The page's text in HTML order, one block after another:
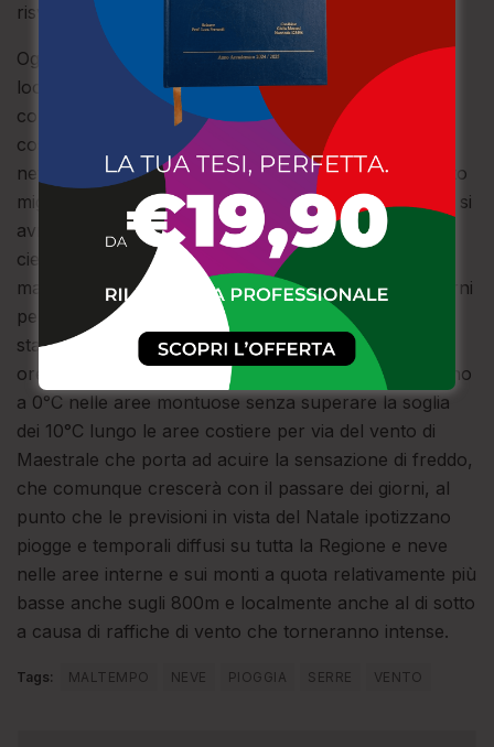
risvegliate con una leggera coltre bianca.
Oggi la giornata sarà caratterizzata da tempo
localmente instabile su gran parte del territorio
con piovaschi sparsi che interesseranno sia le aree
costiere che quelle interne, con possibili deboli
nevicate lungo i monti delle Serre. Un segnale di lento
miglioramento che sarà concreto domenica, quando si
avrà tempo prevalentemente stabile ovunque e con
cielo sereno o poco nuvoloso. Le temperature però
manterranno l’abbassamento registrato in questi giorni
per cui i valori si manterranno al di sotto delle medie
stagionali e con il termometro che, soprattutto nelle
ore notturne e prime ore del mattino, raggiungerà fino
a 0°C nelle aree montuose senza superare la soglia
dei 10°C lungo le aree costiere per via del vento di
Maestrale che porta ad acuire la sensazione di freddo,
che comunque crescerà con il passare dei giorni, al
punto che le previsioni in vista del Natale ipotizzano
piogge e temporali diffusi su tutta la Regione e neve
nelle aree interne e sui monti a quota relativamente più
basse anche sugli 800m e localmente anche al di sotto
a causa di raffiche di vento che torneranno intense.
Tags: MALTEMPO NEVE PIOGGIA SERRE VENTO